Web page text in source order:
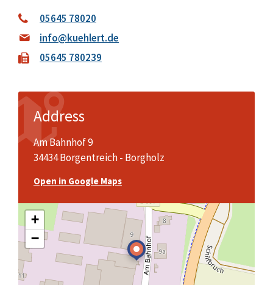
05645 78020
info@kuehlert.de
05645 780239
Address
Am Bahnhof 9
34434 Borgentreich - Borgholz
Open in Google Maps
+
−